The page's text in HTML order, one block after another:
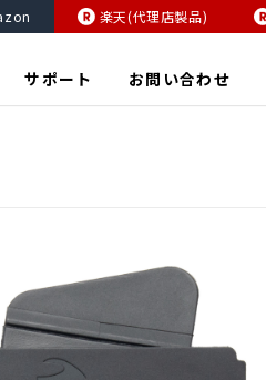
楽天(代理店製品)
サポート お問い合わせ